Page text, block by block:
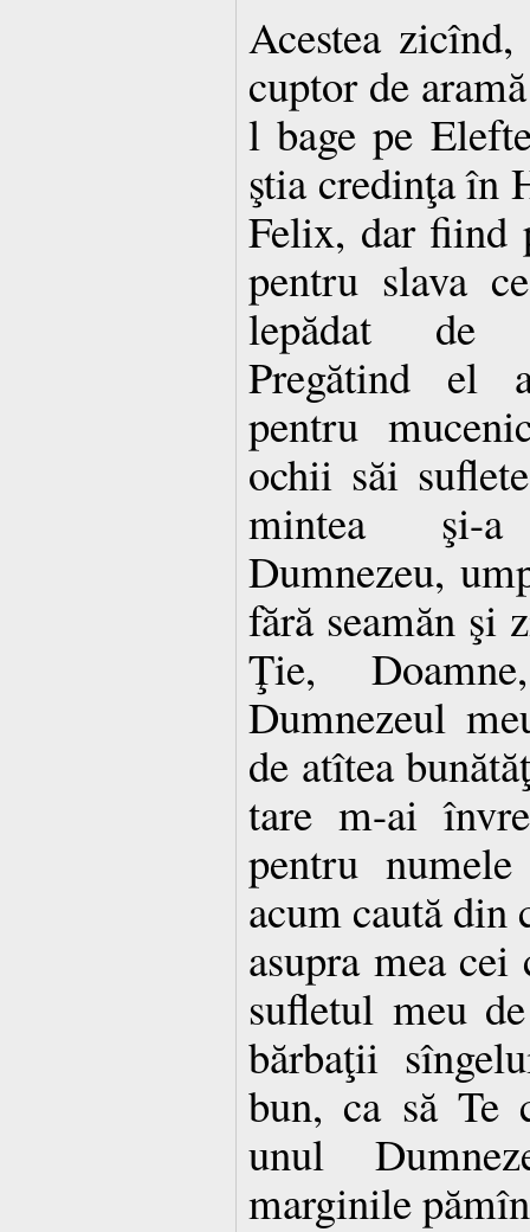
Acestea
cuptor de
l bage pe
ştia credinţa în
Felix, dar fiind
pentru slava
lepădat de
Pregătind el
pentru
ochii săi
mintea şi-
Dumnezeu,
fără seamăn şi
Ţie,
Dumnezeul
de atîtea
tare m-ai
pentru
acum caută din
asupra mea cei
sufletul meu
bărbaţii
bun, ca să Te
unul
marginile